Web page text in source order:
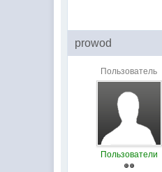
prowod
Пользователь
Пользователи